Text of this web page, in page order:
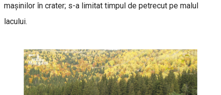
mașinilor în crater; s-a limitat timpul de petrecut pe malul
lacului.